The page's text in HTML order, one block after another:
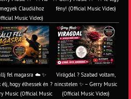
Claudiához
Music Video)
fény! (Official Music Video)
fel magasra ☁️ ✨
élj, hogy élhessek én ?
Music (Official Music
Virágdal ? Szabad voltam,
nincstelen ✨ – Gerry Music
(Official Music Video)